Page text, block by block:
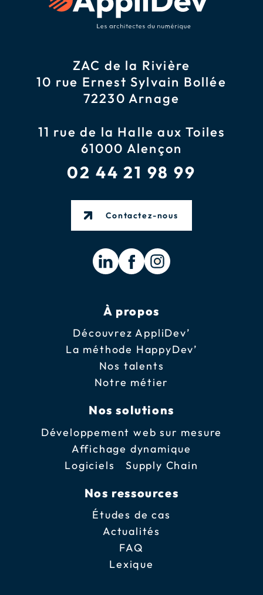
ZAC de la Rivière
10 rue Ernest Sylvain Bollée
72230 Arnage
11 rue de la Halle aux Toiles
61000 Alençon
02 44 21 98 99
Contactez-nous
À propos
Découvrez AppliDev’
La méthode HappyDev’
Nos talents
Notre métier
Nos solutions
Développement web sur mesure
Affichage dynamique
Logiciels Supply Chain
Nos ressources
Études de cas
Actualités
FAQ
Lexique